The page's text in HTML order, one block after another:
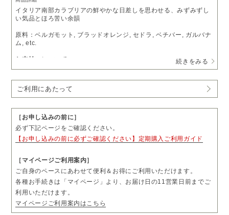
イタリア南部カラブリアの鮮やかな日差しを思わせる、みずみずし
い気品とほろ苦い余韻
原料：ベルガモット, ブラッドオレンジ, セドラ, ベチバー, ガルバナ
ム, etc.
お支払いについて
・送料無料
定期購入
・お届け日の11営業日前まで、「マイページ」よりお届け日やお届
け先をご変更いただけます。
・お届け頻度やコースのご変更および解約については、毎月コース
は3回分、隔月コースは2回分のお届け完了後、「マイページ」より
お手続きいただけます。
続きをみる
ご利用にあたって
［お申し込みの前に］
必ず下記ページをご確認ください。
【お申し込みの前に必ずご確認ください】定期購入ご利用ガイド
［マイページご利用案内］
ご自身のペースにあわせて便利＆お得にご利用いただけます。
各種お手続きは「マイページ」より、お届け日の11営業日前までご
利用いただけます。
マイページご利用案内はこちら